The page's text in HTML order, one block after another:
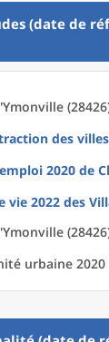
(date de
Ymonville
des
2020 de
vie 2022 des
Ymonville
urbaine 2020